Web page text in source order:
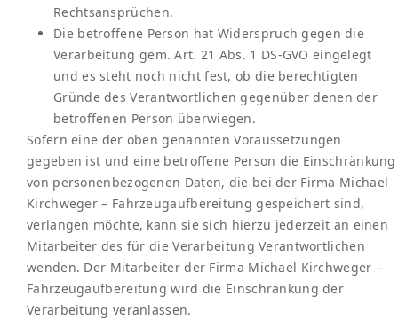
Rechtsansprüchen.
Die betroffene Person hat Widerspruch gegen die
Verarbeitung gem. Art. 21 Abs. 1 DS-GVO eingelegt
und es steht noch nicht fest, ob die berechtigten
Gründe des Verantwortlichen gegenüber denen der
betroffenen Person überwiegen.
Sofern eine der oben genannten Voraussetzungen
gegeben ist und eine betroffene Person die Einschränkung
von personenbezogenen Daten, die bei der Firma Michael
Kirchweger – Fahrzeugaufbereitung gespeichert sind,
verlangen möchte, kann sie sich hierzu jederzeit an einen
Mitarbeiter des für die Verarbeitung Verantwortlichen
wenden. Der Mitarbeiter der Firma Michael Kirchweger –
Fahrzeugaufbereitung wird die Einschränkung der
Verarbeitung veranlassen.